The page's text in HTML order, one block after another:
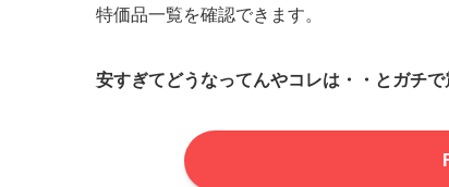
特価品一覧を確認できます。
安すぎてどうなってんやコレは・・とガチで